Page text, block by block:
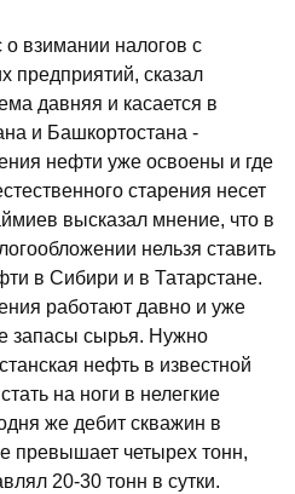
взимании налогов с
сказал
давняя и касается в
и Башкортостана -
нефти уже освоены и где
старения несет
высказал мнение, что в
нельзя ставить
в Сибири и в Татарстане.
работают давно и уже
запасы сырья. Нужно
нефть в известной
на ноги в нелегкие
же дебит скважин в
превышает четырех тонн,
20-30 тонн в сутки.